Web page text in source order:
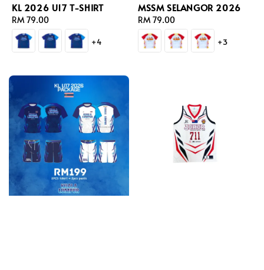
KL 2026 U17 T-SHIRT
Regular
price
RM 79.00
+4
MSSM SELANGOR 2026
Regular
price
RM 79.00
+3